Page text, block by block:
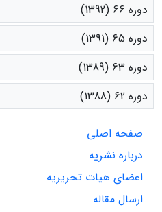
دوره 66 (1392)
دوره 65 (1391)
دوره 63 (1389)
دوره 62 (1388)
صفحه اصلی
درباره نشریه
اعضای هیات تحریریه
ارسال مقاله